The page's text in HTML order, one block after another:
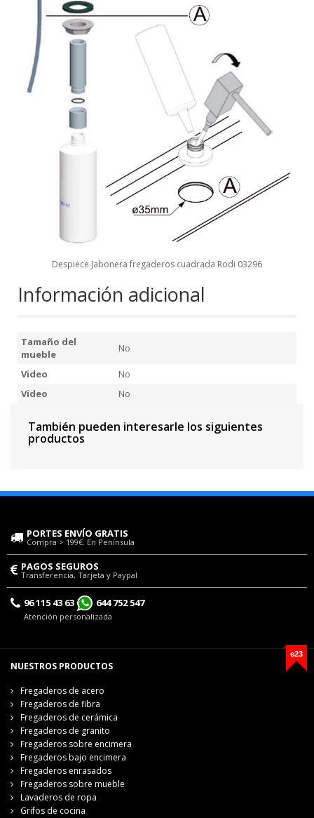
Despiece Jabonera fregaderos cuadrada Rodi 03296
Información adicional
Tamaño del
mueble
No
Video
No
Video
No
También pueden interesarle los siguientes
productos
PORTES ENVÍO GRATIS
Compra > 199€. En Península
PAGOS SEGUROS
Transferencia, Tarjeta y Paypal
96 115 43 63 644 752 547
Atención personalizada
e23
NUESTROS PRODUCTOS
Fregaderos de acero
Fregaderos de fibra
Fregaderos de cerámica
Fregaderos de granito
Fregaderos sobre encimera
Fregaderos bajo encimera
Fregaderos enrasados
Fregaderos sobre mueble
Lavaderos de ropa
Grifos de cocina